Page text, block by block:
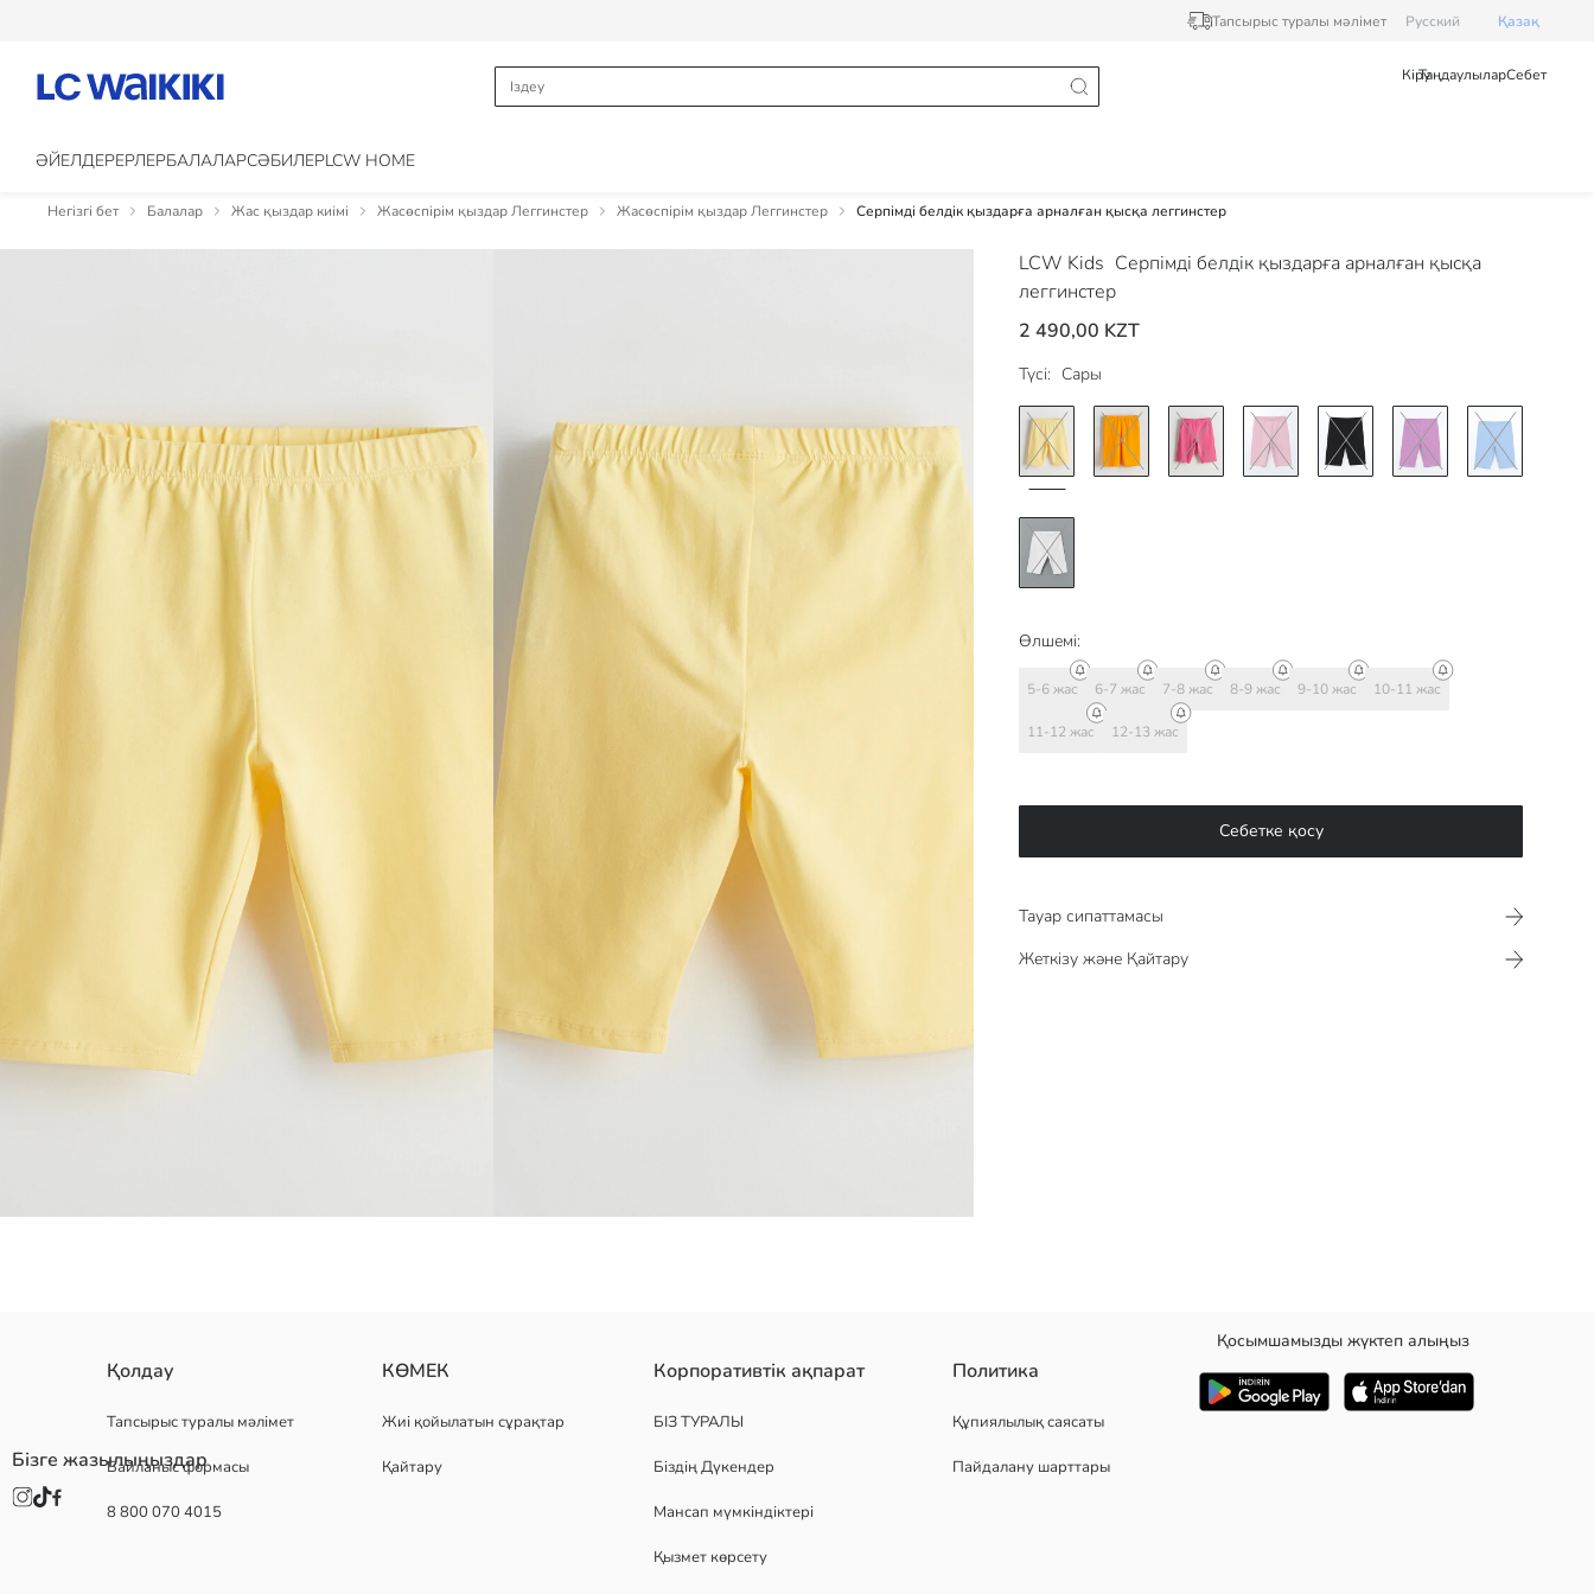
Тапсырыс туралы мәлімет Pусский Қазақ
КіруТаңдаулыларСебет
ӘЙЕЛДЕРЕРЛЕРБАЛАЛАРCӘБИЛЕРLCW HOME
Негізгі бет Балалар Жас қыздар киімі Жасөспірім қыздар Леггинстер Жасөспірім қыздар Леггинстер Серпімді белдік қыздарға арналған қысқа леггинстер
LCW Kids Серпімді белдік қыздарға арналған қысқа
леггинстер
2 490,00 KZT
Түсі: Сары
Өлшемі:
5-6 жас 6-7 жас 7-8 жас 8-9 жас 9-10 жас 10-11 жас
11-12 жас 12-13 жас
Себетке қосу
Тауар сипаттамасы​​​​​
Жеткізу және Қайтару
Бренд:
жыныс:
Қолдау
Тапсырыс туралы мәлімет
Байланыс формасы
8 800 070 4015
КӨМЕК
Жиі қойылатын сұрақтар
Қайтару
Корпоративтік ақпарат
БІЗ ТУРАЛЫ
Біздің Дүкендер
Мансап мүмкіндіктері
Қызмет көрсету
Политика
Құпиялылық саясаты
Пайдалану шарттары
Қосымшамызды жүктеп алыңыз
Бізге жазылыңыздар